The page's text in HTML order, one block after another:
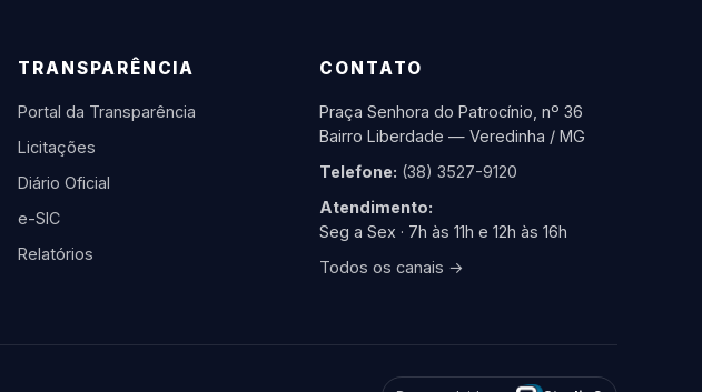
TRANSPARÊNCIA
Portal da Transparência
Licitações
Diário Oficial
e-SIC
Relatórios
CONTATO
Praça Senhora do Patrocínio, nº 36
Bairro Liberdade — Veredinha / MG
Telefone: (38) 3527-9120
Atendimento:
Seg a Sex · 7h às 11h e 12h às 16h
Todos os canais →